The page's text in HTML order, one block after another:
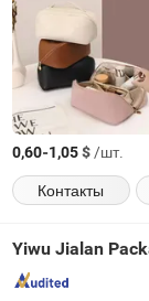
0,60-1,05$/шт.
Контакты
Yiwu Jialan